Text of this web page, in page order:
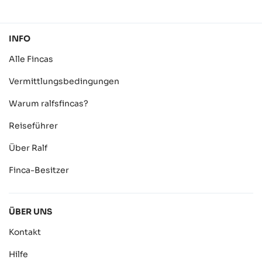
INFO
Alle Fincas
Vermittlungsbedingungen
Warum ralfsfincas?
Reiseführer
Über Ralf
Finca-Besitzer
ÜBER UNS
Kontakt
Hilfe